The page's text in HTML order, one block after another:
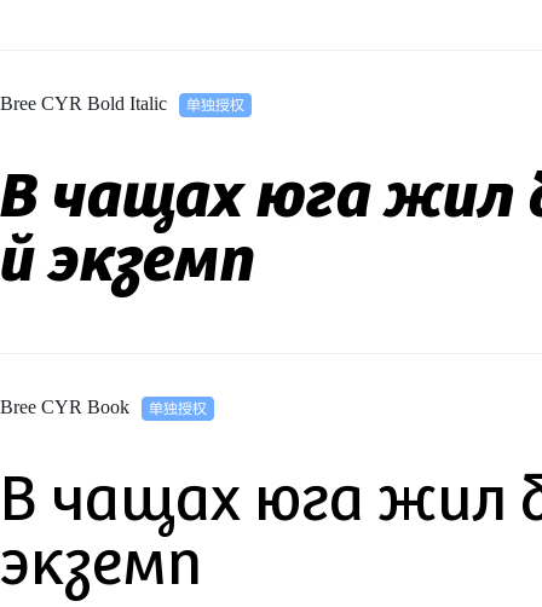
Bree CYR Bold Italic
В чащах юга жил
й экземп
Bree CYR Book
В чащах юга жил
экземп